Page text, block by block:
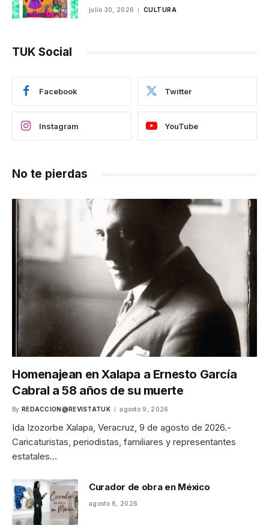
julio 30, 2026 CULTURA
TUK Social
Facebook Twitter
Instagram YouTube
No te pierdas
Homenajean en Xalapa a Ernesto García
Cabral a 58 años de su muerte
By REDACCION@REVISTATUK agosto 9, 2026
Ida Izozorbe Xalapa, Veracruz, 9 de agosto de 2026.-
Caricaturistas, periodistas, familiares y representantes
estatales…
Curador de obra en México
agosto 6, 2026